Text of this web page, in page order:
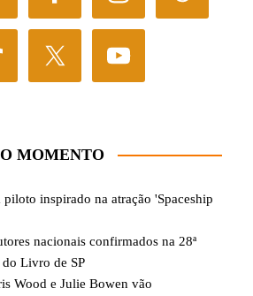
MOMENTO
inspirado na atração 'Spaceship
nacionais confirmados na 28ª
Livro de SP
Wood e Julie Bowen vão